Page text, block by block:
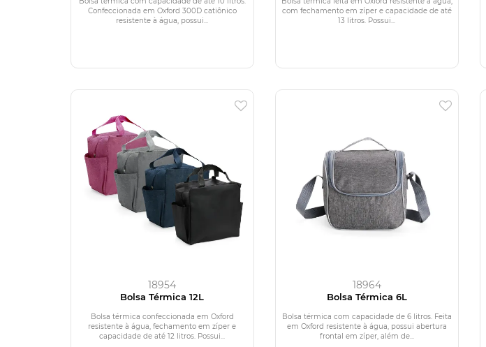
Confeccionada em Oxford 300D catiônico
resistente à água, possui...
com fechamento em zíper e capacidade de até
13 litros. Possui...
18954
Bolsa Térmica 12L
Bolsa térmica confeccionada em Oxford
resistente à água, fechamento em zíper e
capacidade de até 12 litros. Possui...
18964
Bolsa Térmica 6L
Bolsa térmica com capacidade de 6 litros. Feita
em Oxford resistente à água, possui abertura
frontal em zíper, além de...